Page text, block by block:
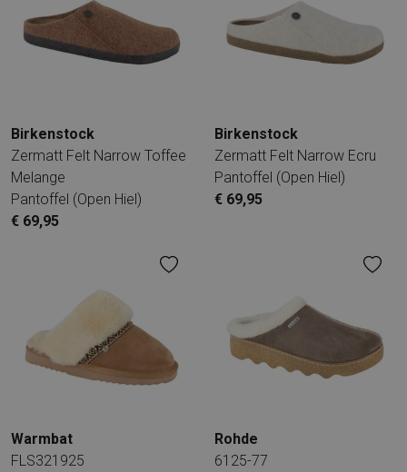
Birkenstock
Zermatt Felt Narrow Toffee
Melange
Pantoffel (open Hiel)
€ 69,95
Birkenstock
Zermatt Felt Narrow Ecru
Pantoffel (open Hiel)
€ 69,95
Warmbat
FLS321925
Rohde
6125-77